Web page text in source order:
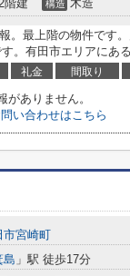
階建 構造 木造
。最上階の物件です
。有田市エリアにあ
礼金 間取り
がありません。
い合わせはこちら
市宮崎町
島 」駅 徒歩17分